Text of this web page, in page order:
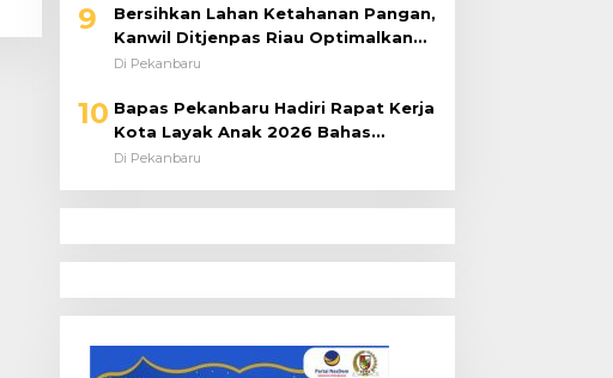
9
Bersihkan Lahan Ketahanan Pangan,
Kanwil Ditjenpas Riau Optimalkan
Produktivitas
Di Pekanbaru
10 Bapas Pekanbaru Hadiri Rapat Kerja
Kota Layak Anak 2026 Bahas
Penanganan ABH
Di Pekanbaru